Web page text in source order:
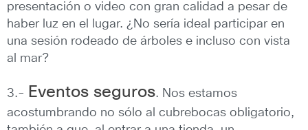
presentación o video con gran calidad a pesar de
haber luz en el lugar. ¿No sería ideal participar en
una sesión rodeado de árboles e incluso con vista
al mar?
3.- Eventos seguros. Nos estamos
acostumbrando no sólo al cubrebocas obligatorio,